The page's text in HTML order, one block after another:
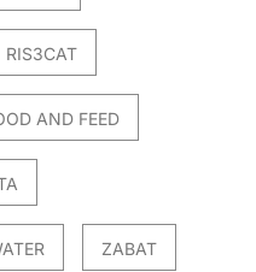
RIS3CAT
AND FEED
ZABAT